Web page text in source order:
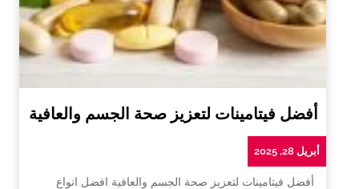
أفضل فيتامينات لتعزيز صحة الجسم والعافية
أبريل 28, 2025
أفضل فيتامينات لتعزيز صحة الجسم والعافية افضل انواع